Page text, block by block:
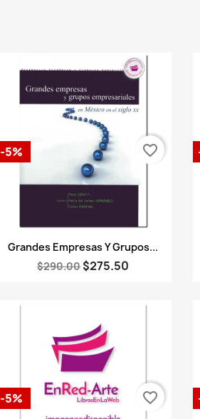
Vista rápida
Grandes Empresas Y Grupos...
$290.00$275.50
-5% favorite_border
-5% favorite_border